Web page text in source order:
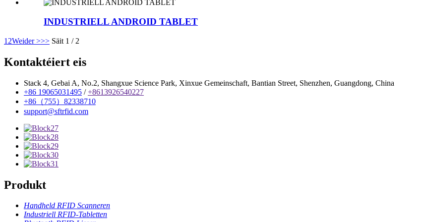
INDUSTRIELL ANDROID TABLET
1 2Weider >>> Säit 1 / 2
Kontaktéiert eis
Stack 4, Gebai A, No.2, Shangxue Science Park, Xinxue Gemeinschaft, Bantian Street, Shenzhen, Guangdong, China
+86 19065031495 /+8613926540227
+86（755）82338710
support@sftrfid.com
Produkt
Handheld RFID Scanneren
Industriell RFID-Tabletten